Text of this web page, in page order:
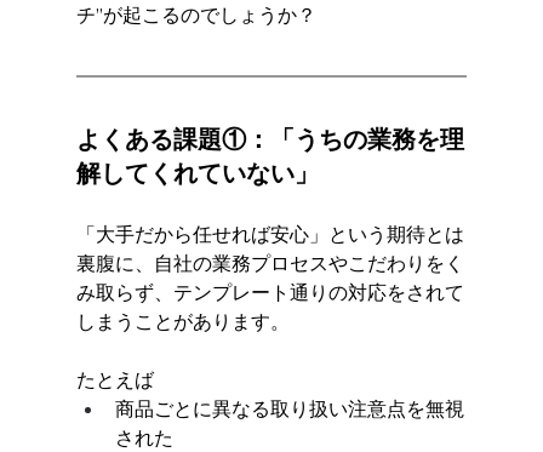
チ”が起こるのでしょうか？
よくある課題①：「うちの業務を理
解してくれていない」
「大手だから任せれば安心」という期待とは
裏腹に、自社の業務プロセスやこだわりをく
み取らず、テンプレート通りの対応をされて
しまうことがあります。
たとえば
商品ごとに異なる取り扱い注意点を無視
された